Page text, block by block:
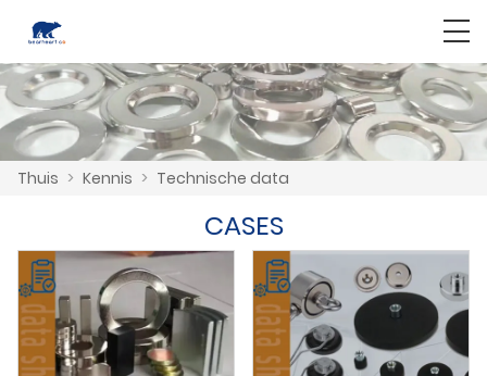
Thuis > Kennis > Technische data
CASES